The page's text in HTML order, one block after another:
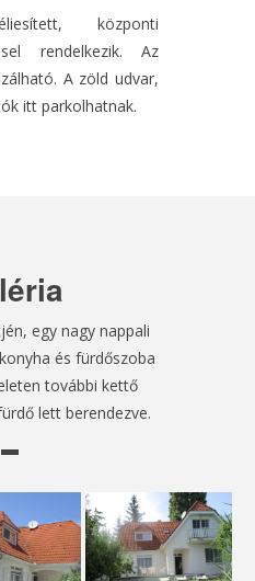
központi
rendelkezik. Az
A zöld udvar,
itt parkolhatnak.
egy nagy nappali
és fürdőszoba
további kettő
lett berendezve.